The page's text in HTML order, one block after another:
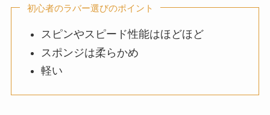
初心者のラバー選びのポイント
スピンやスピード性能はほどほど
スポンジは柔らかめ
軽い